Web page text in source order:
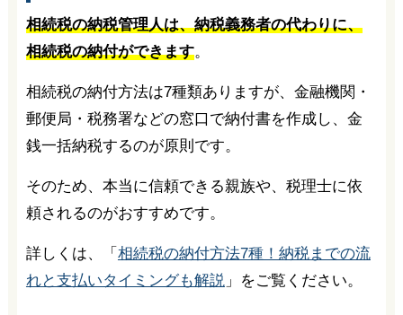
相続税の納税管理人は、納税義務者の代わりに、
相続税の納付ができます。
相続税の納付方法は7種類ありますが、金融機関・
郵便局・税務署などの窓口で納付書を作成し、金
銭一括納税するのが原則です。
そのため、本当に信頼できる親族や、税理士に依
頼されるのがおすすめです。
詳しくは、「 相続税の納付方法7種！納税までの流
れと支払いタイミングも解説」をご覧ください。